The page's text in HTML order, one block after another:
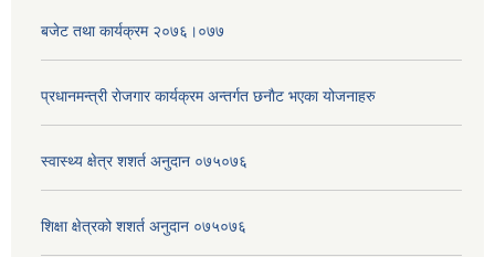
बजेट तथा कार्यक्रम २०७६।०७७
प्रधानमन्त्री राेजगार कार्यक्रम अन्तर्गत छनाैट भएका योजनाहरु
स्वास्थ्य क्षेत्र शशर्त अनुदान ०७५०७६
शिक्षा क्षेत्रको शशर्त अनुदान ०७५०७६